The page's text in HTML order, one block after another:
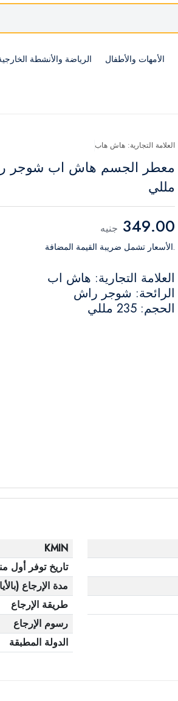
الأمهات والأطفال الرياضة والأنشطة
العلامة التجارية: هاش هاب
مللي
349.00 جنيه
.الأسعار تشمل ضريبة القيمة المضافة
العلامة التجارية: هاش اب
الرائحة: شوجر راش
الحجم: 235 مللي
KMIN
تاريخ توفر أول
مدة الإرجاع
طريقة الإرجاع
رسوم الإرجاع
الدولة المطبقة